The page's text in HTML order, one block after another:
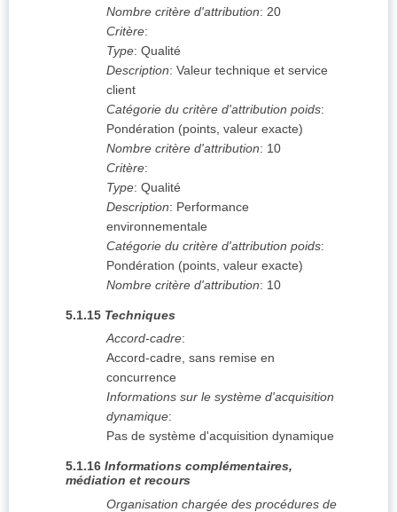
Nombre critère d'attribution: 20
Critère:
Type: Qualité
Description: Valeur technique et service
client
Catégorie du critère d'attribution poids:
Pondération (points, valeur exacte)
Nombre critère d'attribution: 10
Critère:
Type: Qualité
Description: Performance
environnementale
Catégorie du critère d'attribution poids:
Pondération (points, valeur exacte)
Nombre critère d'attribution: 10
5.1.15 Techniques
Accord-cadre:
Accord-cadre, sans remise en
concurrence
Informations sur le système d'acquisition
dynamique:
Pas de système d'acquisition dynamique
5.1.16 Informations complémentaires,
médiation et recours
Organisation chargée des procédures de